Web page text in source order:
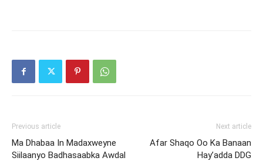
Previous article
Ma Dhabaa In Madaxweyne
Siilaanyo Badhasaabka Awdal
Next article
Afar Shaqo Oo Ka Banaan
Hay’adda DDG